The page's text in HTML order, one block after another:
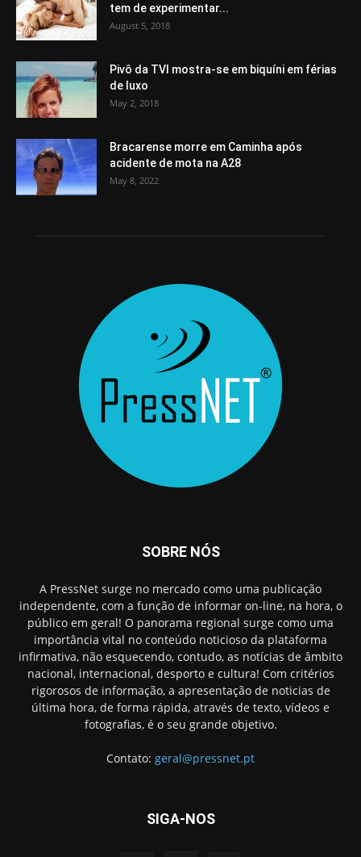
tem de experimentar...
August 5, 2018
Pivô da TVI mostra-se em biquíni em férias
de luxo
May 2, 2018
Bracarense morre em Caminha após
acidente de mota na A28
May 8, 2022
SOBRE NÓS
A PressNet surge no mercado como uma publicação
independente, com a função de informar on-line, na hora, o
público em geral! O panorama regional surge como uma
importância vital no conteúdo noticioso da plataforma
infirmativa, não esquecendo, contudo, as notícias de âmbito
nacional, internacional, desporto e cultura! Com critérios
rigorosos de informação, a apresentação de noticias de
última hora, de forma rápida, através de texto, vídeos e
fotografias, é o seu grande objetivo.
Contato: geral@pressnet.pt
SIGA-NOS